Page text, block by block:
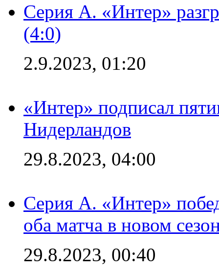
Серия А. «Интер»
(4:0)
2.9.2023, 01:20
«Интер» подписал
Нидерландов
29.8.2023, 04:00
Серия А. «Интер»
оба матча в новом
29.8.2023, 00:40